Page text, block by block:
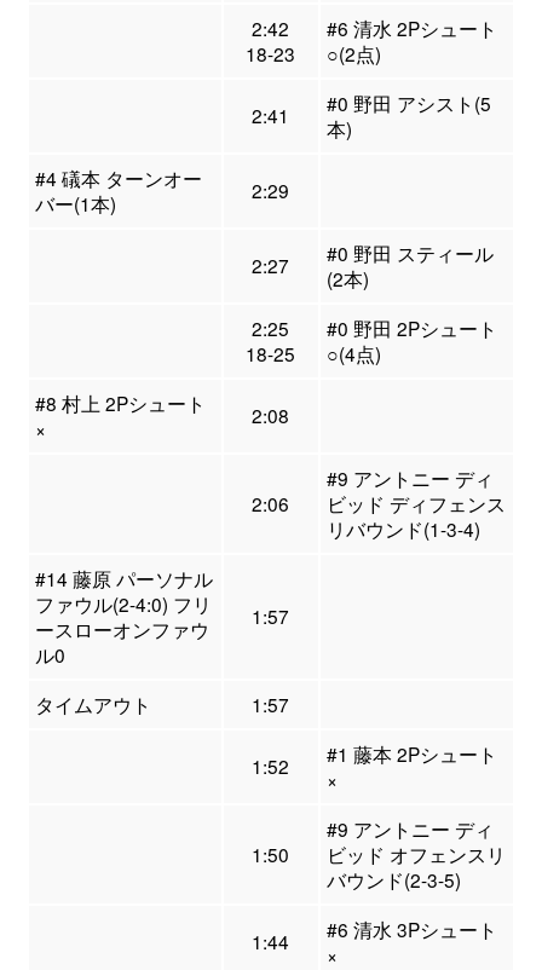
2:42
18-23
#6 清水 2Pシュート
○(2点)
2:41
#0 野田 アシスト(5
本)
#4 礒本 ターンオー
バー(1本)
2:29
2:27
#0 野田 スティール
(2本)
2:25
18-25
#0 野田 2Pシュート
○(4点)
#8 村上 2Pシュート
×
2:08
2:06
#9 アントニー ディ
ビッド ディフェンス
リバウンド(1-3-4)
#14 藤原 パーソナル
ファウル(2-4:0) フリ
ースローオンファウ
ル0
1:57
タイムアウト 1:57
1:52
#1 藤本 2Pシュート
×
1:50
#9 アントニー ディ
ビッド オフェンスリ
バウンド(2-3-5)
1:44
#6 清水 3Pシュート
×